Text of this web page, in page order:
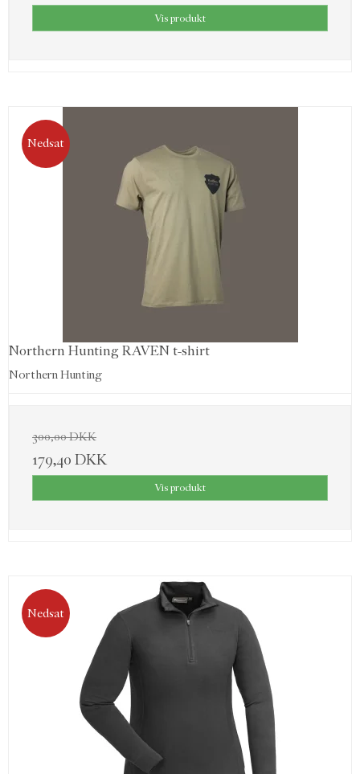
Vis produkt
Nedsat
Northern Hunting RAVEN t-shirt
Northern Hunting
300,00 DKK
179,40 DKK
Vis produkt
Nedsat